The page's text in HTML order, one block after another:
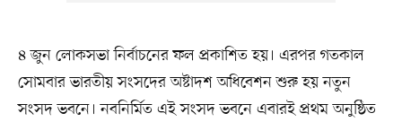
৪ জুন লোকসভা নির্বাচনের ফল প্রকাশিত হয়। এরপর গতকাল
সোমবার ভারতীয় সংসদের অষ্টাদশ অধিবেশন শুরু হয় নতুন
সংসদ ভবনে। নবনির্মিত এই সংসদ ভবনে এবারই প্রথম অনুষ্ঠিত